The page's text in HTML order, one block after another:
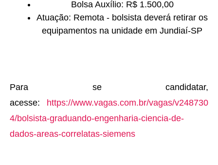
Bolsa Auxílio: R$ 1.500,00
Atuação: Remota - bolsista deverá retirar os
equipamentos na unidade em Jundiaí-SP
Para se candidatar,
acesse: https://www.vagas.com.br/vagas/v248730
4/bolsista-graduando-engenharia-ciencia-de-
dados-areas-correlatas-siemens